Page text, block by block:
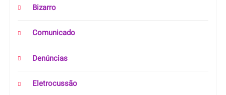
Bizarro
Comunicado
Denúncias
Eletrocussão